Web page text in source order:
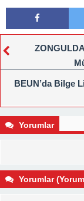
BEUN’da Bilge
Yorumlar
Yorumlar